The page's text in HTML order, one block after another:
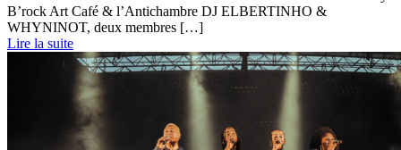
B’rock Art Café & l’Antichambre DJ ELBERTINHO &
WHYNINOT, deux membres […]
Lire la suite